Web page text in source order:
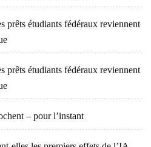
prêts étudiants fédéraux reviennent
prêts étudiants fédéraux reviennent
– ​​pour l’instant